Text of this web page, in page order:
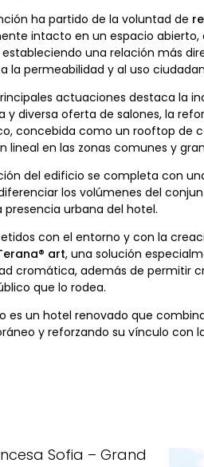
ha partido de la voluntad de
intacto en un espacio abierto,
estableciendo una relación más
la permeabilidad y al uso
actuaciones destaca la
y diversa oferta de salones, la
concebida como un rooftop de
lineal en las zonas comunes y
del edificio se completa con
los volúmenes del
presencia urbana del hotel.
con el entorno y con la
art, una solución
cromática, además de permitir
que lo rodea.
es un hotel renovado que
y reforzando su vínculo con
Sofia – Grand